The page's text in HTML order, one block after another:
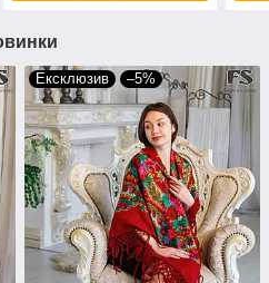
Ексклюзив –5%